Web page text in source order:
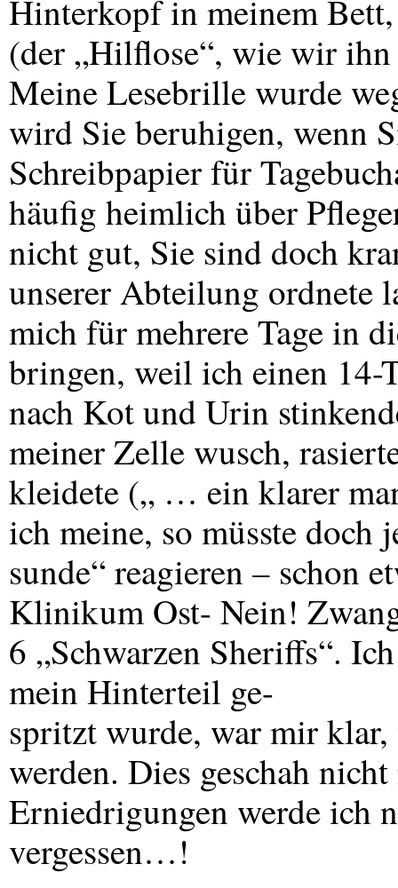
Hinterkopf in meinem Bett,
(der „Hilflose“, wie wir
Meine Lesebrille wurde
wird Sie beruhigen, wenn
Schreibpapier für
häufig heimlich über
nicht gut, Sie sind doch
unserer Abteilung ordnete
mich für mehrere Tage in
bringen, weil ich einen 14-
nach Kot und Urin
meiner Zelle wusch,
kleidete („ … ein klarer
ich meine, so müsste doch
sunde“ reagieren – schon
Klinikum Ost- Nein!
6 „Schwarzen Sheriffs“.
mein Hinterteil ge-
spritzt wurde, war mir
werden. Dies geschah
Erniedrigungen werde ich
vergessen…!